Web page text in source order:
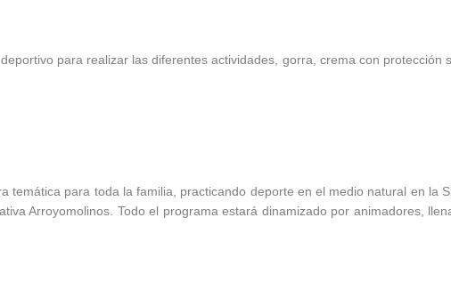
para realizar las diferentes actividades, gorra, crema con protección
temática para toda la familia, practicando deporte en el medio natural en la
Arroyomolinos. Todo el programa estará dinamizado por animadores,